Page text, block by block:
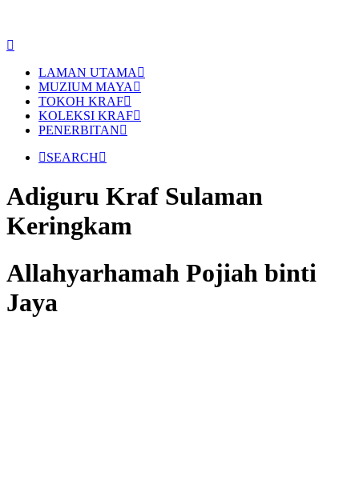
LAMAN UTAMA
MUZIUM MAYA
TOKOH KRAF
KOLEKSI KRAF
PENERBITAN
SEARCH
Adiguru Kraf Sulaman
Keringkam
Allahyarhamah Pojiah binti
Jaya